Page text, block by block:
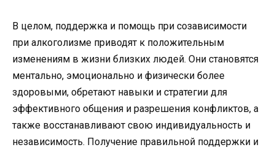
В целом, поддержка и помощь при созависимости
при алкоголизме приводят к положительным
изменениям в жизни близких людей. Они становятся
ментально, эмоционально и физически более
здоровыми, обретают навыки и стратегии для
эффективного общения и разрешения конфликтов, а
также восстанавливают свою индивидуальность и
независимость. Получение правильной поддержки и